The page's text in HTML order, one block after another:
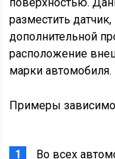
разместить
дополнительной
расположение
марки автомобиля.
Примеры
Во всех